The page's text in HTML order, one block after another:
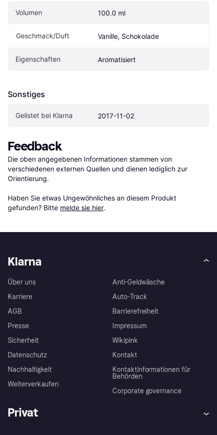
Volumen 100.0 ml
Geschmack/Duft Vanille, Schokolade
Eigen­schaften Aromatisiert
Sonstiges
Gelistet bei Klarna 2017-11-02
Feedback
Die oben angegebenen Informationen stammen von
verschiedenen externen Quellen und dienen lediglich zur
Orientierung.
Haben Sie etwas Ungewöhnliches an diesem Produkt
gefunden? Bitte melde sie hier.
Klarna
Über uns
Karriere
AGB
Presse
Sicherheit
Datenschutz
Nachhaltigkeit
Weiterverkaufen
Anti-Geldwäsche
Auto-Track
Barrierefreiheit
Impressum
Wikipink
Kontakt
Kontaktinformationen für
Behörden
Corporate governance
Privat